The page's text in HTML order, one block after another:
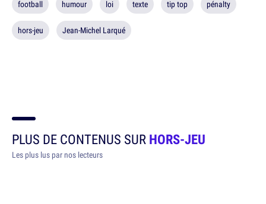
football humour loi texte tip top pénalty
hors-jeu Jean-Michel Larqué
PLUS DE CONTENUS SURHORS-JEU
Les plus lus par nos lecteurs